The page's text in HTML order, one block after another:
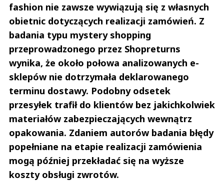
Anuluj
Prześlij komentarz
fashion nie zawsze wywiązują się z własnych
obietnic dotyczących realizacji zamówień. Z
badania typu mystery shopping
przeprowadzonego przez Shopreturns
wynika, że około połowa analizowanych e-
sklepów nie dotrzymała deklarowanego
terminu dostawy. Podobny odsetek
przesyłek trafił do klientów bez jakichkolwiek
materiałów zabezpieczających wewnątrz
opakowania. Zdaniem autorów badania błędy
popełniane na etapie realizacji zamówienia
mogą później przekładać się na wyższe
koszty obsługi zwrotów.